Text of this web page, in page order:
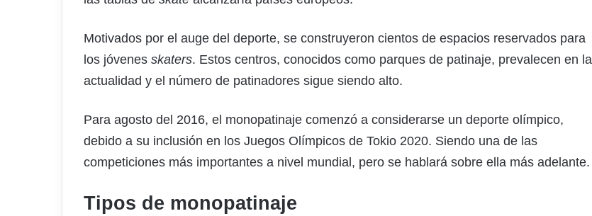
Motivados por el auge del deporte, se construyeron cientos de espacios reservados para
los jóvenes skaters. Estos centros, conocidos como parques de patinaje, prevalecen en la
actualidad y el número de patinadores sigue siendo alto.
Para agosto del 2016, el monopatinaje comenzó a considerarse un deporte olímpico,
debido a su inclusión en los Juegos Olímpicos de Tokio 2020. Siendo una de las
competiciones más importantes a nivel mundial, pero se hablará sobre ella más adelante.
Tipos de monopatinaje